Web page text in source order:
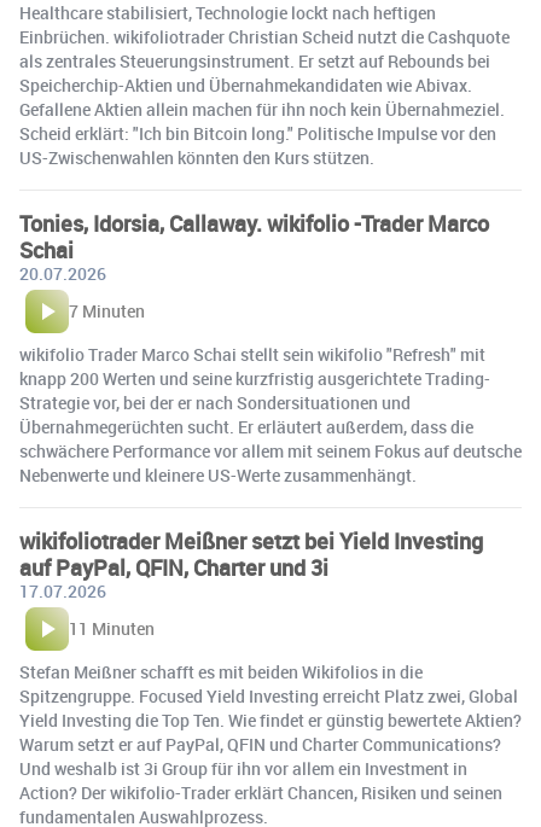
Healthcare stabilisiert, Technologie lockt nach heftigen
Einbrüchen. wikifoliotrader Christian Scheid nutzt die Cashquote
als zentrales Steuerungsinstrument. Er setzt auf Rebounds bei
Speicherchip-Aktien und Übernahmekandidaten wie Abivax.
Gefallene Aktien allein machen für ihn noch kein Übernahmeziel.
Scheid erklärt: "Ich bin Bitcoin long." Politische Impulse vor den
US-Zwischenwahlen könnten den Kurs stützen.
Tonies, Idorsia, Callaway. wikifolio -Trader Marco
Schai
20.07.2026
7 Minuten
wikifolio Trader Marco Schai stellt sein wikifolio "Refresh" mit
knapp 200 Werten und seine kurzfristig ausgerichtete Trading-
Strategie vor, bei der er nach Sondersituationen und
Übernahmegerüchten sucht. Er erläutert außerdem, dass die
schwächere Performance vor allem mit seinem Fokus auf deutsche
Nebenwerte und kleinere US-Werte zusammenhängt.
wikifoliotrader Meißner setzt bei Yield Investing
auf PayPal, QFIN, Charter und 3i
17.07.2026
11 Minuten
Stefan Meißner schafft es mit beiden Wikifolios in die
Spitzengruppe. Focused Yield Investing erreicht Platz zwei, Global
Yield Investing die Top Ten. Wie findet er günstig bewertete Aktien?
Warum setzt er auf PayPal, QFIN und Charter Communications?
Und weshalb ist 3i Group für ihn vor allem ein Investment in
Action? Der wikifolio-Trader erklärt Chancen, Risiken und seinen
fundamentalen Auswahlprozess.